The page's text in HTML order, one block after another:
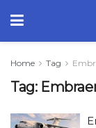
Home Tag
Tag: